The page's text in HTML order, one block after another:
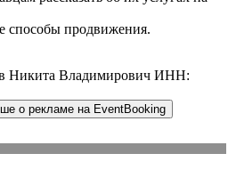
способы продвижения.
Никита Владимирович ИНН:
о рекламе на EventBooking